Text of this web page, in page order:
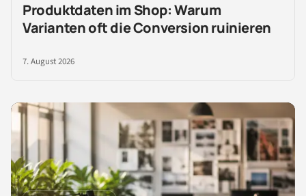
Produktdaten im Shop: Warum
Varianten oft die Conversion ruinieren
7. August 2026